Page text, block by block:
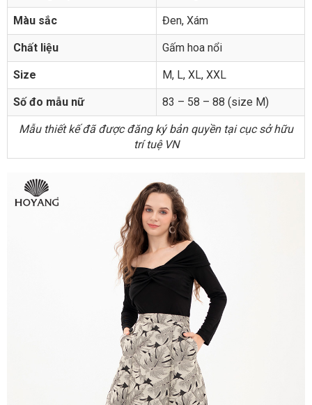
Màu sắc Đen, Xám
Chất liệu Gấm hoa nổi
Size M, L, XL, XXL
Số đo mẫu nữ 83 – 58 – 88 (size M)
Mẫu thiết kế đã được đăng ký bản quyền tại cục sở hữu
trí tuệ VN